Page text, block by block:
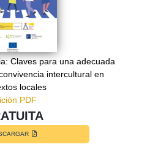
Claves para una adecuada
intercultural en
locales
PDF